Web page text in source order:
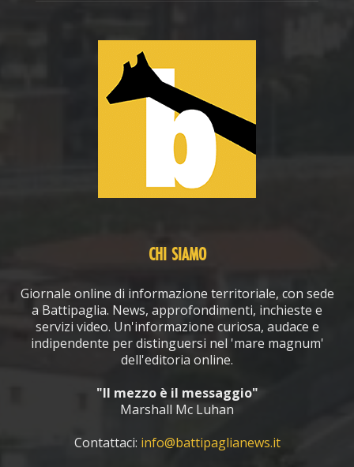
CHI SIAMO
Giornale online di informazione territoriale, con sede
a Battipaglia. News, approfondimenti, inchieste e
servizi video. Un'informazione curiosa, audace e
indipendente per distinguersi nel 'mare magnum'
dell'editoria online.
"Il mezzo è il messaggio"
Marshall Mc Luhan
Contattaci: info@battipaglianews.it